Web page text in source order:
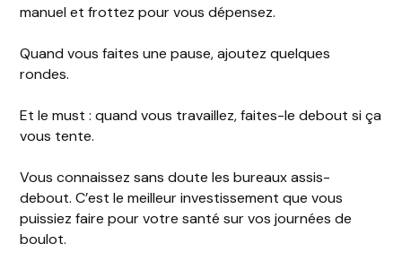
manuel et frottez pour vous dépensez.
Quand vous faites une pause, ajoutez quelques
rondes.
Et le must : quand vous travaillez, faites-le debout si ça
vous tente.
Vous connaissez sans doute les bureaux assis-
debout. C’est le meilleur investissement que vous
puissiez faire pour votre santé sur vos journées de
boulot.